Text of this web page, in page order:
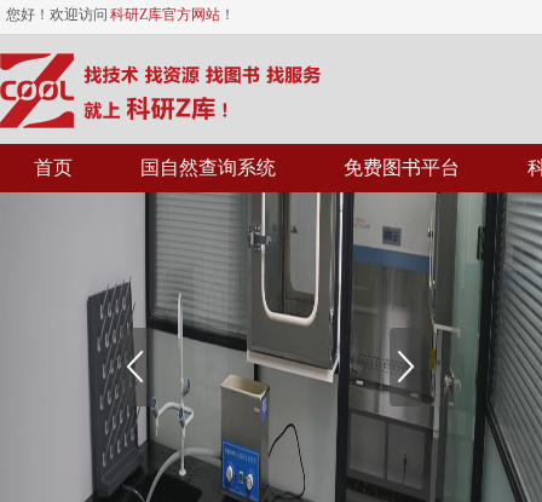
您好！欢迎访问 科研Z库官方网站 ！
首页 国自然查询系统 免费图书平台